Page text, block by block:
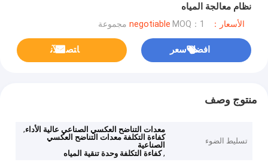
نظام معالجة المياه
الأسعار：negotiable MOQ：1 مجموعة
افضل سعر ﺎﺘﺼﻟ ﺍﻶﻧ
منتوج وصف
تسليط الضوء
معدات التناضح العكسي الصناعي عالية الأداء,
كفاءة التكلفة معدات التناضح العكسي
الصناعية
,كفاءة التكلفة وحدة تنقية المياه